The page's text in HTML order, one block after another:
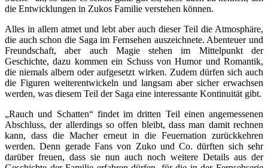
die Entwicklungen in Zukos Familie verstehen können.
Alles in allem atmet und lebt aber auch dieser Teil die Atmosphäre,
die auch schon die Saga im Fernsehen auszeichnete. Abenteuer und
Freundschaft, aber auch Magie stehen im Mittelpunkt der
Geschichte, dazu kommen ein Schuss von Humor und Romantik,
die niemals albern oder aufgesetzt wirken. Zudem dürfen sich auch
die Figuren weiterentwickeln und langsam aber sicher erwachsen
werden, was diesem Teil der Saga eine interessante Kontinuität gibt.
„Rauch und Schatten“ findet im dritten Teil einen angemessenen
Abschluss, der allerdings so offen bleibt, dass man damit rechnen
kann, dass die Macher erneut in die Feuernation zurückkehren
werden. Denn gerade Fans von Zuko und Co. dürften sich sehr
darüber freuen, dass sie nun auch noch weitere Details aus der